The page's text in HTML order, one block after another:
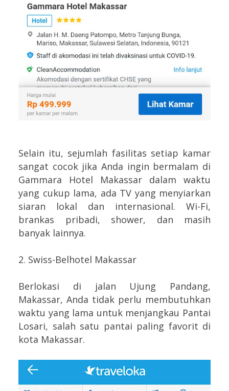
Selain itu, sejumlah fasilitas setiap kamar
sangat cocok jika Anda ingin bermalam di
Gammara Hotel Makassar dalam waktu
yang cukup lama, ada TV yang menyiarkan
siaran lokal dan internasional. Wi-Fi,
brankas pribadi, shower, dan masih
banyak lainnya.
2. Swiss-Belhotel Makassar
Berlokasi di jalan Ujung Pandang,
Makassar, Anda tidak perlu membutuhkan
waktu yang lama untuk menjangkau Pantai
Losari, salah satu pantai paling favorit di
kota Makassar.